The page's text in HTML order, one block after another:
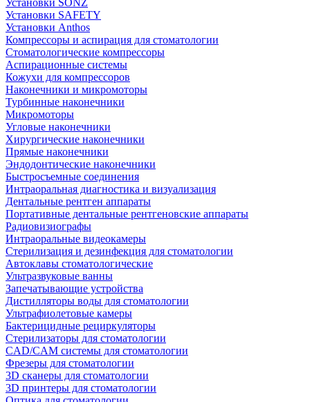
Установки SONZ
Установки SAFETY
Установки Anthos
Компрессоры и аспирация для стоматологии
Стоматологические компрессоры
Аспирационные системы
Кожухи для компрессоров
Наконечники и микромоторы
Турбинные наконечники
Микромоторы
Угловые наконечники
Хирургические наконечники
Прямые наконечники
Эндодонтические наконечники
Быстросъемные соединения
Интраоральная диагностика и визуализация
Дентальные рентген аппараты
Портативные дентальные рентгеновские аппараты
Радиовизиографы
Интраоральные видеокамеры
Стерилизация и дезинфекция для стоматологии
Автоклавы стоматологические
Ультразвуковые ванны
Запечатывающие устройства
Дистилляторы воды для стоматологии
Ультрафиолетовые камеры
Бактерицидные рециркуляторы
Стерилизаторы для стоматологии
CAD/CAM системы для стоматологии
Фрезеры для стоматологии
3D cканеры для стоматологии
3D принтеры для стоматологии